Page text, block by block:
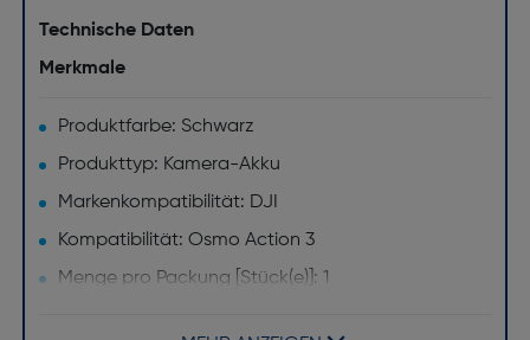
Technische Daten
Merkmale
Produktfarbe: Schwarz
Produkttyp: Kamera-Akku
Markenkompatibilität: DJI
Kompatibilität: Osmo Action 3
Menge pro Packung [Stück(e)]: 1